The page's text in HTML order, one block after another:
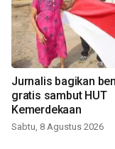
Jurnalis bagikan
gratis sambut HUT
Kemerdekaan
Sabtu, 8 Agustus 2026